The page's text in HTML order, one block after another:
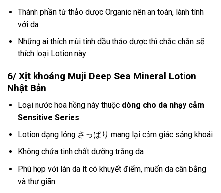
Thành phần từ thảo dược Organic nên an toàn, lành tính
với da
Những ai thích mùi tinh dầu thảo dược thì chắc chắn sẽ
thích loại Lotion này
6/ Xịt khoáng Muji Deep Sea Mineral Lotion
Nhật Bản
Loại nước hoa hồng này thuộc dòng cho da nhạy cảm
Sensitive Series
Lotion dạng lỏng さっぱり mang lại cảm giác sảng khoái
Không chứa tinh chất dưỡng trắng da
Phù hợp với làn da ít có khuyết điểm, muốn da cân bằng
và thư giãn.